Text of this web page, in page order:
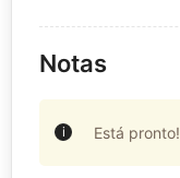
Notas
Está pronto!